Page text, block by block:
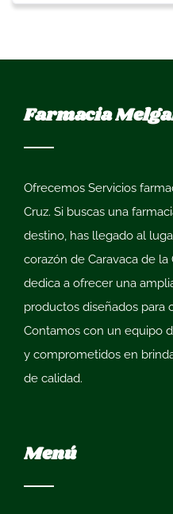
Farmacia
Ofrecemos Servicios
Cruz. Si buscas una
destino, has llegado al
corazón de Caravaca de
dedica a ofrecer una
productos diseñados para
Contamos con un equipo
y comprometidos en
de calidad.
Menú